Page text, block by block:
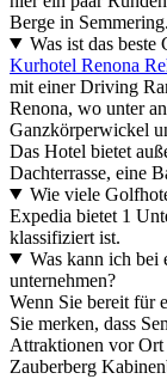
Berge in Semmering.
Was ist das
Kurhotel Renona
mit einer Driving
Renona, wo unter
Ganzkörperwickel
Das Hotel bietet
Dachterrasse, eine
Wie viele
Expedia bietet 1
klassifiziert ist.
Was kann ich bei
unternehmen?
Wenn Sie bereit für
Sie merken, dass
Attraktionen vor Ort
Zauberberg